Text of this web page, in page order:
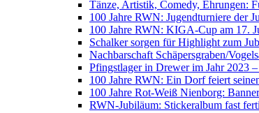
Tänze, Artistik, Comedy, Ehrungen:
100 Jahre RWN: Jugendturniere der
100 Jahre RWN: KIGA-Cup am 17.
Schalker sorgen für Highlight zum
Nachbarschaft Schäpersgraben/
Pfingstlager in Drewer im Jahr 2023
100 Jahre RWN: Ein Dorf feiert
100 Jahre Rot-Weiß Nienborg:
RWN-Jubiläum: Stickeralbum fast